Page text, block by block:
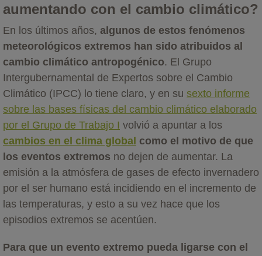
aumentando con el cambio climático?
En los últimos años, algunos de estos fenómenos
meteorológicos extremos han sido atribuidos al
cambio climático antropogénico. El Grupo
Intergubernamental de Expertos sobre el Cambio
Climático (IPCC) lo tiene claro, y en su sexto informe
sobre las bases físicas del cambio climático elaborado
por el Grupo de Trabajo I volvió a apuntar a los
cambios en el clima global como el motivo de que
los eventos extremos no dejen de aumentar. La
emisión a la atmósfera de gases de efecto invernadero
por el ser humano está incidiendo en el incremento de
las temperaturas, y esto a su vez hace que los
episodios extremos se acentúen.
Para que un evento extremo pueda ligarse con el